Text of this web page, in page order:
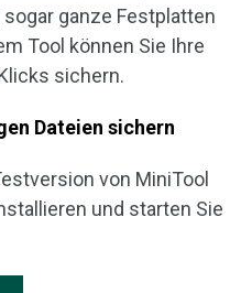
ganze Festplatten
Tool können Sie Ihre
sichern.
Dateien sichern
von MiniTool
und starten Sie